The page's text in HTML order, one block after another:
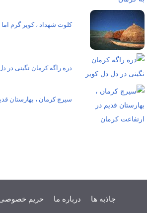
کلوت شهداد ، کویر گرم اما
دره راگه کرمان نگینی در
سیرچ کرمان ، بهارستان
جاذبه ها درباره ما حریم